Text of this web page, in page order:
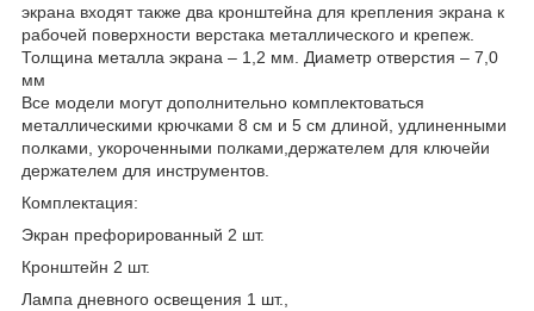
экрана входят также два кронштейна для крепления экрана к
рабочей поверхности верстака металлического и крепеж.
Толщина металла экрана – 1,2 мм. Диаметр отверстия – 7,0
мм
Все модели могут дополнительно комплектоваться
металлическими крючками 8 см и 5 см длиной, удлиненными
полками, укороченными полками,держателем для ключейи
держателем для инструментов.
Комплектация:
Экран префорированный 2 шт.
Кронштейн 2 шт.
Лампа дневного освещения 1 шт.,